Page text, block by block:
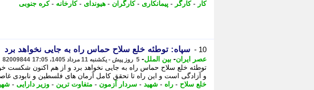
کار -کارگر - پیمانکاری -کارگران - هیوندای -کارخانه -کره جنوبی
10 - سپاه: توطئه خلع سلاح حماس راه به جایی نخواهد برد
عصر ایران- بین الملل- 5 روز پیش - یکشنبه 11 مرداد 1405، 17:05 82009844
توطئه خلع سلاح حماس راه به جایی نخواهد برد و از هم اکنون شکست
و آزادگی است و این راه تا تحقق کامل آرمان های فلسطین و نابودی
خلع سلاح - راه - شهید - سردار آزمون - متفاوت ترین - وزیر دارایی -